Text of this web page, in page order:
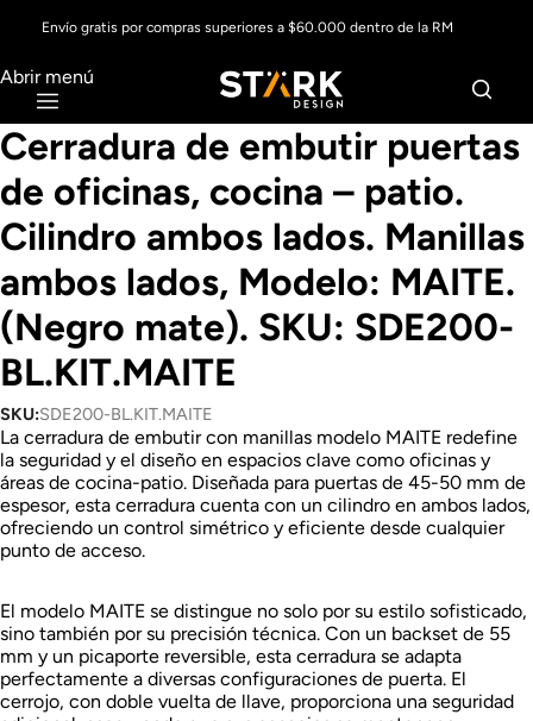
Envío gratis por compras superiores a $60.000 dentro de la RM
Abrir menú
Cerradura de embutir puertas
de oficinas, cocina – patio.
Cilindro ambos lados. Manillas
ambos lados, Modelo: MAITE.
(Negro mate). SKU: SDE200-
BL.KIT.MAITE
SKU:SDE200-BL.KIT.MAITE
La cerradura de embutir con manillas modelo MAITE redefine
la seguridad y el diseño en espacios clave como oficinas y
áreas de cocina-patio. Diseñada para puertas de 45-50 mm de
espesor, esta cerradura cuenta con un cilindro en ambos lados,
ofreciendo un control simétrico y eficiente desde cualquier
punto de acceso.
El modelo MAITE se distingue no solo por su estilo sofisticado,
sino también por su precisión técnica. Con un backset de 55
mm y un picaporte reversible, esta cerradura se adapta
perfectamente a diversas configuraciones de puerta. El
cerrojo, con doble vuelta de llave, proporciona una seguridad